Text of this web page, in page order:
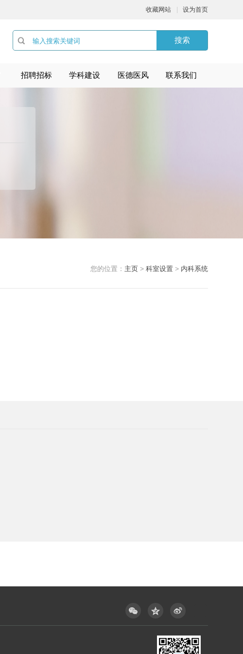
收藏网站 设为首页
 搜索
招聘招标 学科建设 医德医风 联系我们
您的位置： 主页 > 科室设置 > 内科系统
  